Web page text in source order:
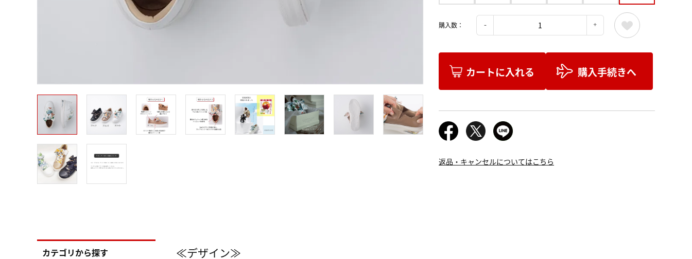
購入数：
カートに入れる 購入手続きへ
返品・キャンセルについてはこちら
≪デザイン≫
カテゴリから探す